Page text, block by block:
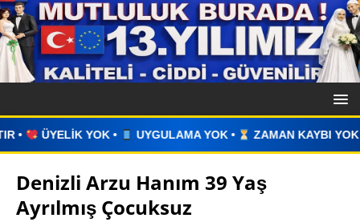
YOK • ZAMAN KAYBI YOK • İLAN VERİN •
Denizli Arzu Hanım 39 Yaş
Ayrılmış Çocuksuz